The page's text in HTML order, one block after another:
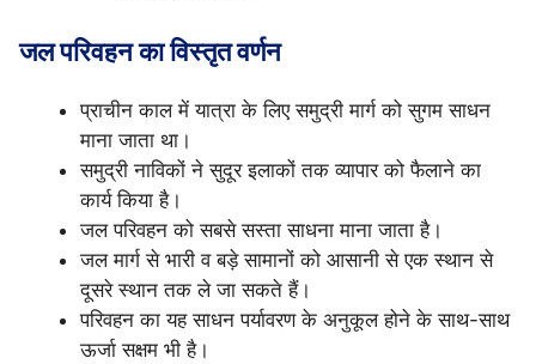
जल परिवहन का विस्तृत वर्णन
प्राचीन काल में यात्रा के लिए समुद्री मार्ग को सुगम साधन
माना जाता था।
समुद्री नाविकों ने सुदूर इलाकों तक व्यापार को फैलाने का
कार्य किया है।
जल परिवहन को सबसे सस्ता साधना माना जाता है।
जल मार्ग से भारी व बड़े सामानों को आसानी से एक स्थान से
दूसरे स्थान तक ले जा सकते हैं।
परिवहन का यह साधन पर्यावरण के अनुकूल होने के साथ-साथ
ऊर्जा सक्षम भी है।